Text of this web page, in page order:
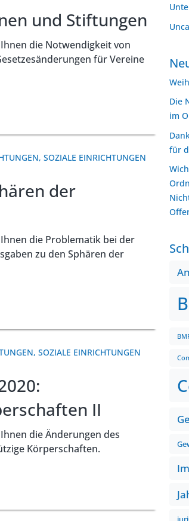
und Stiftungen
die Notwendigkeit von
für Vereine
,SOZIALE EINRICHTUNGEN
der
die Problematik bei der
zu den Sphären der
,SOZIALE EINRICHTUNGEN
II
die Änderungen des
Körperschaften.
Die
im
für